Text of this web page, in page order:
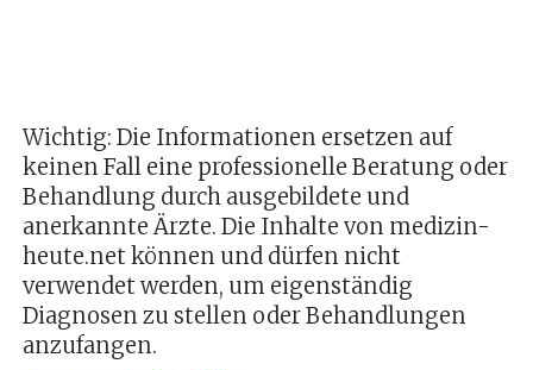
Wichtig: Die Informationen ersetzen auf
keinen Fall eine professionelle Beratung oder
Behandlung durch ausgebildete und
anerkannte Ärzte. Die Inhalte von medizin-
heute.net können und dürfen nicht
verwendet werden, um eigenständig
Diagnosen zu stellen oder Behandlungen
anzufangen.